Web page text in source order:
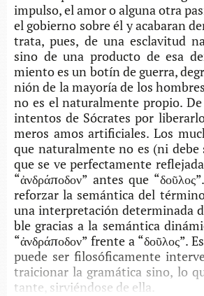
impul­so, el amor o algu­na otra
el gobierno sobre él y aca­ba­ran
trata, pues, de una escla­vi­tud
sino de una pro­duc­to de esa
mien­to es un botín de gue­rra,
nión de la mayo­ría de los
no es el natu­ral­men­te pro­pio.
inten­tos de Sócra­tes por
meros amos arti­fi­cia­les. Los
que natu­ral­men­te no es (ni debe
que se ve per­fec­ta­men­te
“ἀνδράποδον” antes que
refor­zar la semán­ti­ca del
una inter­pre­ta­ción deter­mi­na­da
ble gra­cias a la semán­ti­ca
“ἀνδράποδον” fren­te a “δοῦλος”.
puede ser filo­só­fi­ca­men­te
trai­cio­nar la gra­má­ti­ca sino, lo
tan­te, sir­vién­do­se de ella.